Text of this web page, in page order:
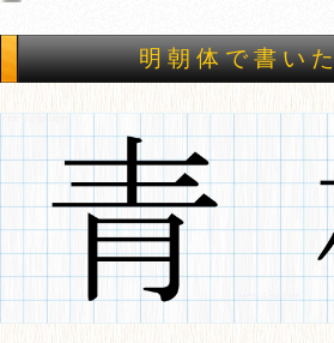
明朝体で書い